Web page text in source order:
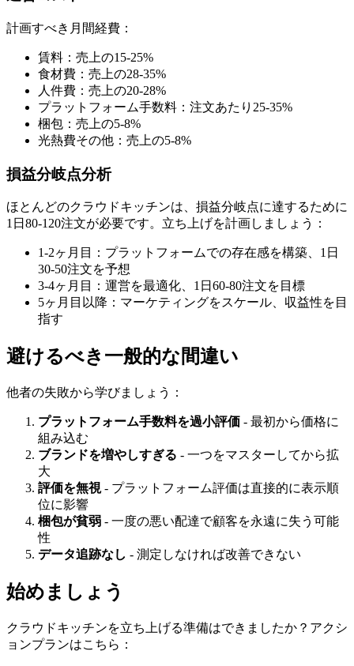
計画すべき月間経費：
賃料：売上の15-25%
食材費：売上の28-35%
人件費：売上の20-28%
プラットフォーム手数料：注文あたり25-35%
梱包：売上の5-8%
光熱費その他：売上の5-8%
損益分岐点分析
ほとんどのクラウドキッチンは、損益分岐点に達するために
1日80-120注文が必要です。立ち上げを計画しましょう：
1-2ヶ月目：プラットフォームでの存在感を構築、1日
30-50注文を予想
3-4ヶ月目：運営を最適化、1日60-80注文を目標
5ヶ月目以降：マーケティングをスケール、収益性を目
指す
避けるべき一般的な間違い
他者の失敗から学びましょう：
プラットフォーム手数料を過小評価 - 最初から価格に
組み込む
ブランドを増やしすぎる - 一つをマスターしてから拡
大
評価を無視- プラットフォーム評価は直接的に表示順
位に影響
梱包が貧弱 - 一度の悪い配達で顧客を永遠に失う可能
性
データ追跡なし - 測定しなければ改善できない
始めましょう
クラウドキッチンを立ち上げる準備はできましたか？アクシ
ョンプランはこちら：